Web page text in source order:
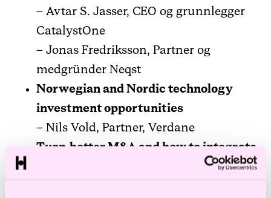
– Avtar S. Jasser, CEO og grunnlegger
CatalystOne
– Jonas Fredriksson, Partner og
medgründer Neqst
Norwegian and Nordic technology
investment opportunities
– Nils Vold, Partner, Verdane
Turn-better M&A and how to integrate